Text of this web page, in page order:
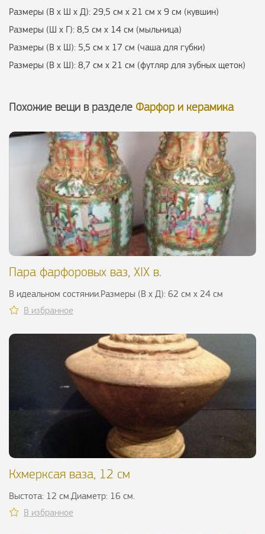
Размеры (В х Ш х Д): 29,5 см х 21 см х 9 см (кувшин)
Размеры (Ш х Г): 8,5 см х 14 см (мыльница)
Размеры (В х Ш): 5,5 см х 17 см (чаша для губки)
Размеры (В х Ш): 8,7 см х 21 см (футляр для зубных щеток)
Похожие вещи в разделе Фарфор и керамика
Пара фарфоровых ваз, XIX в.
В идеальном состянии.Размеры (В х Д): 62 см х 24 см
В избранное
Кхмерксая ваза, 12 см
Выстота: 12 см.Диаметр: 16 см.
В избранное